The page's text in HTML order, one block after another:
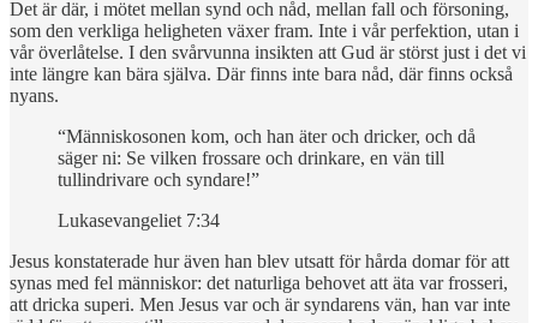
Det är där, i mötet mellan synd och nåd, mellan fall och försoning,
som den verkliga heligheten växer fram. Inte i vår perfektion, utan i
vår överlåtelse. I den svårvunna insikten att Gud är störst just i det vi
inte längre kan bära själva. Där finns inte bara nåd, där finns också
nyans.
“​​Människosonen kom, och han äter och dricker, och då
säger ni: Se vilken frossare och drinkare, en vän till
tullindrivare och syndare!”
Lukasevangeliet 7:34
Jesus konstaterade hur även han blev utsatt för hårda domar för att
synas med fel människor: det naturliga behovet att äta var frosseri,
att dricka superi. Men Jesus var och är syndarens vän, han var inte